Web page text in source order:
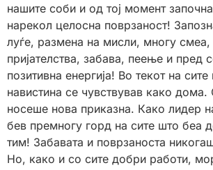
нашите соби и од тој момент
нарекол целосна поврзаност!
луѓе, размена на мисли, многу смеа,
пријателства, забава, пеење и пред
позитивна енергија! Во текот на сите
навистина се чувствував како дома.
носеше нова приказна. Како лидер
бев премногу горд на сите што беа
тим! Забавата и поврзаноста
Но, како и со сите добри работи,